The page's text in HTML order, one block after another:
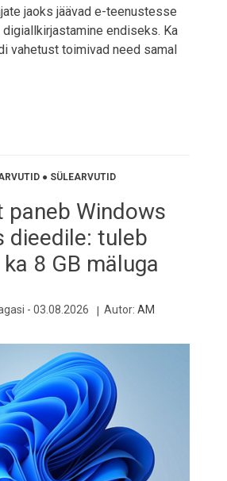
jaoks jäävad e-teenustesse
endiseks. Ka
vahetust toimivad need samal
● SÜLEARVUTID
Windows
dieedile: tuleb
8 GB mäluga
- 03.08.2026 Autor: AM